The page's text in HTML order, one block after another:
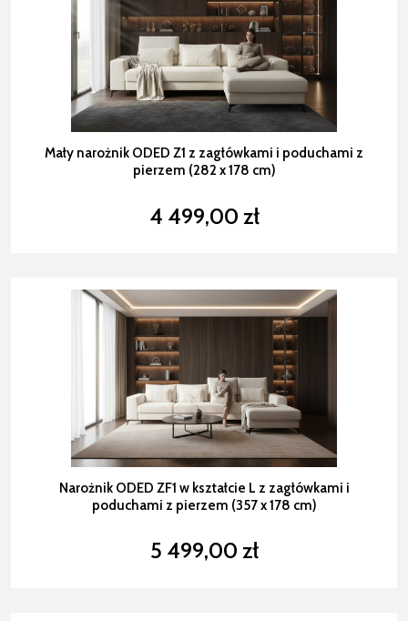
Mały narożnik ODED Z1 z zagłówkami i poduchami z
pierzem (282 x 178 cm)
4 499,00 zł
Narożnik ODED ZF1 w kształcie L z zagłówkami i
poduchami z pierzem (357 x 178 cm)
5 499,00 zł